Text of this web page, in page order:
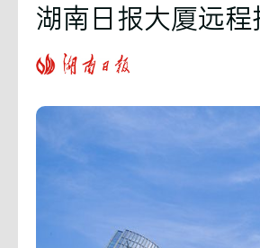
湖南日报大厦远